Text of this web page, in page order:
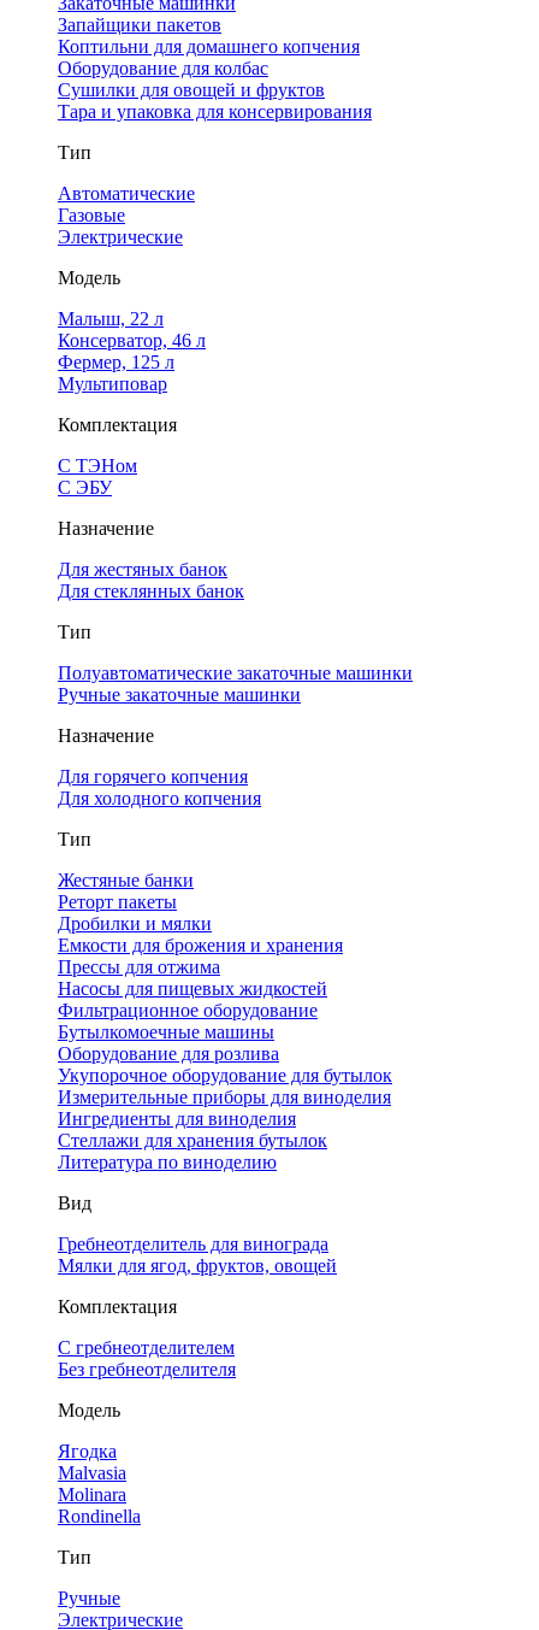
Запайщики пакетов
Коптильни для домашнего копчения
Оборудование для колбас
Сушилки для овощей и фруктов
Тара и упаковка для консервирования
Тип
Автоматические
Газовые
Электрические
Модель
Малыш, 22 л
Консерватор, 46 л
Фермер, 125 л
Мультиповар
Комплектация
С ТЭНом
С ЭБУ
Назначение
Для жестяных банок
Для стеклянных банок
Тип
Полуавтоматические закаточные машинки
Ручные закаточные машинки
Назначение
Для горячего копчения
Для холодного копчения
Тип
Жестяные банки
Реторт пакеты
Дробилки и мялки
Емкости для брожения и хранения
Прессы для отжима
Насосы для пищевых жидкостей
Фильтрационное оборудование
Бутылкомоечные машины
Оборудование для розлива
Укупорочное оборудование для бутылок
Измерительные приборы для виноделия
Ингредиенты для виноделия
Стеллажи для хранения бутылок
Литература по виноделию
Вид
Гребнеотделитель для винограда
Мялки для ягод, фруктов, овощей
Комплектация
С гребнеотделителем
Без гребнеотделителя
Модель
Ягодка
Malvasia
Molinara
Rondinella
Тип
Ручные
Электрические